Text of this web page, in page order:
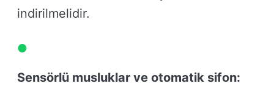
indirilmelidir.
Sensörlü musluklar ve otomatik sifon: